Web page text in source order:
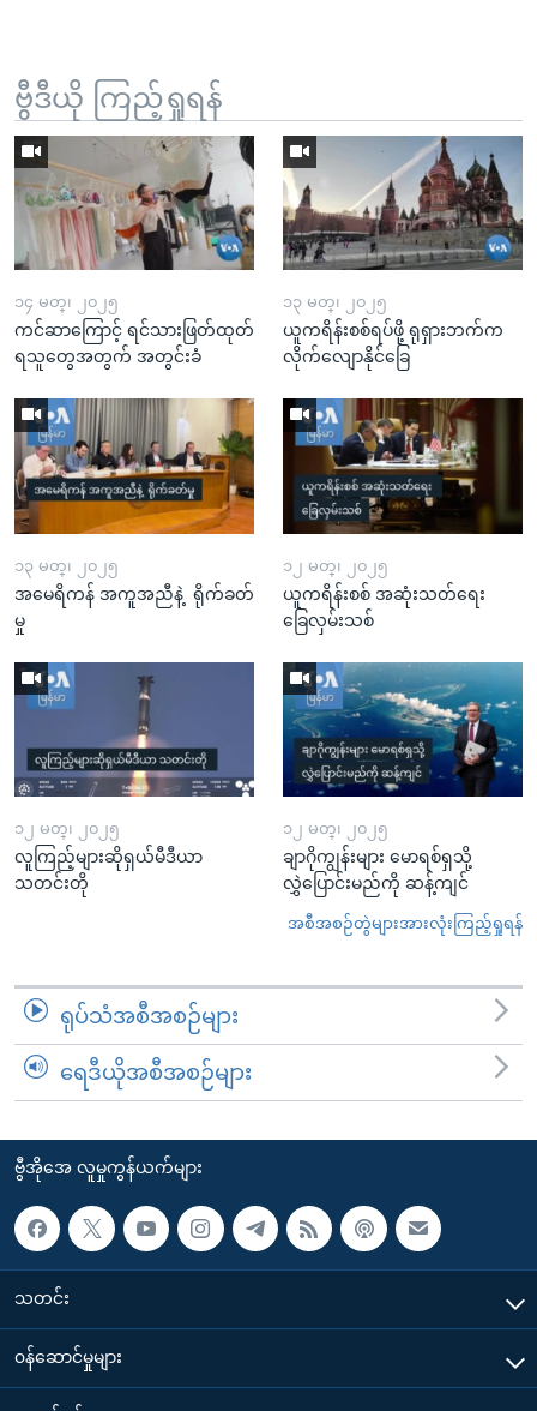
ဗွီဒီယို ကြည့်ရှုရန်
၁၄ မတ္၊ ၂၀၂၅
ကင်ဆာကြောင့် ရင်သားဖြတ်ထုတ်
ရသူတွေအတွက် အတွင်းခံ
၁၃ မတ္၊ ၂၀၂၅
ယူကရိန်းစစ်ရပ်ဖို့ ရုရှားဘက်က
လိုက်လျောနိုင်ခြေ
၁၃ မတ္၊ ၂၀၂၅
အမေရိကန် အကူအညီနဲ့ ရိုက်ခတ်
မှု
၁၂ မတ္၊ ၂၀၂၅
ယူကရိန်းစစ် အဆုံးသတ်ရေး
ခြေလှမ်းသစ်
၁၂ မတ္၊ ၂၀၂၅
လူကြည့်များဆိုရှယ်မီဒီယာ
သတင်းတို
၁၂ မတ္၊ ၂၀၂၅
ချာဂိုကျွန်းများ မောရစ်ရှသို့
လွှဲပြောင်းမည်ကို ဆန့်ကျင်
အစီအစဉ်တွဲများအားလုံးကြည့်ရှုရန်
ရုပ်သံအစီအစဉ်များ
ရေဒီယိုအစီအစဉ်များ
ဗွီအိုအေ လူမှုကွန်ယက်များ
သတင်း
၀န်ဆောင်မှုများ